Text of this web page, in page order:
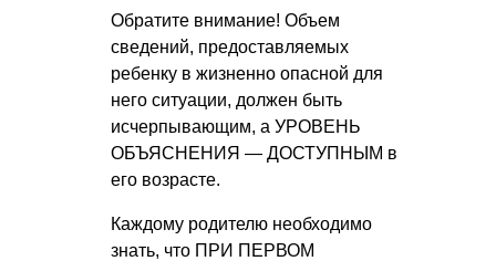
Обратите внимание! Объем
сведений, предоставляемых
ребенку в жизненно опасной для
него ситуации, должен быть
исчерпывающим, а УРОВЕНЬ
ОБЪЯСНЕНИЯ — ДОСТУПНЫМ в
его возрасте.
Каждому родителю необходимо
знать, что ПРИ ПЕРВОМ